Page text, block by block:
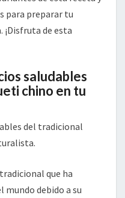
para preparar tu
¡Disfruta de esta
saludables
chino en tu
del tradicional
que ha
mundo debido a su